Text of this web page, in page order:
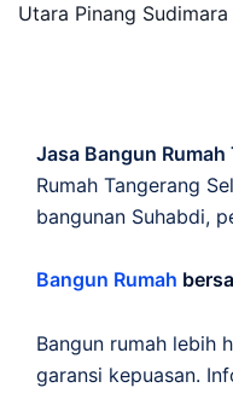
Utara Pinang
Jasa Bangun Rumah
Rumah Tangerang
bangunan Suhabdi,
Bangun Rumah
Bangun rumah lebih
garansi kepuasan.